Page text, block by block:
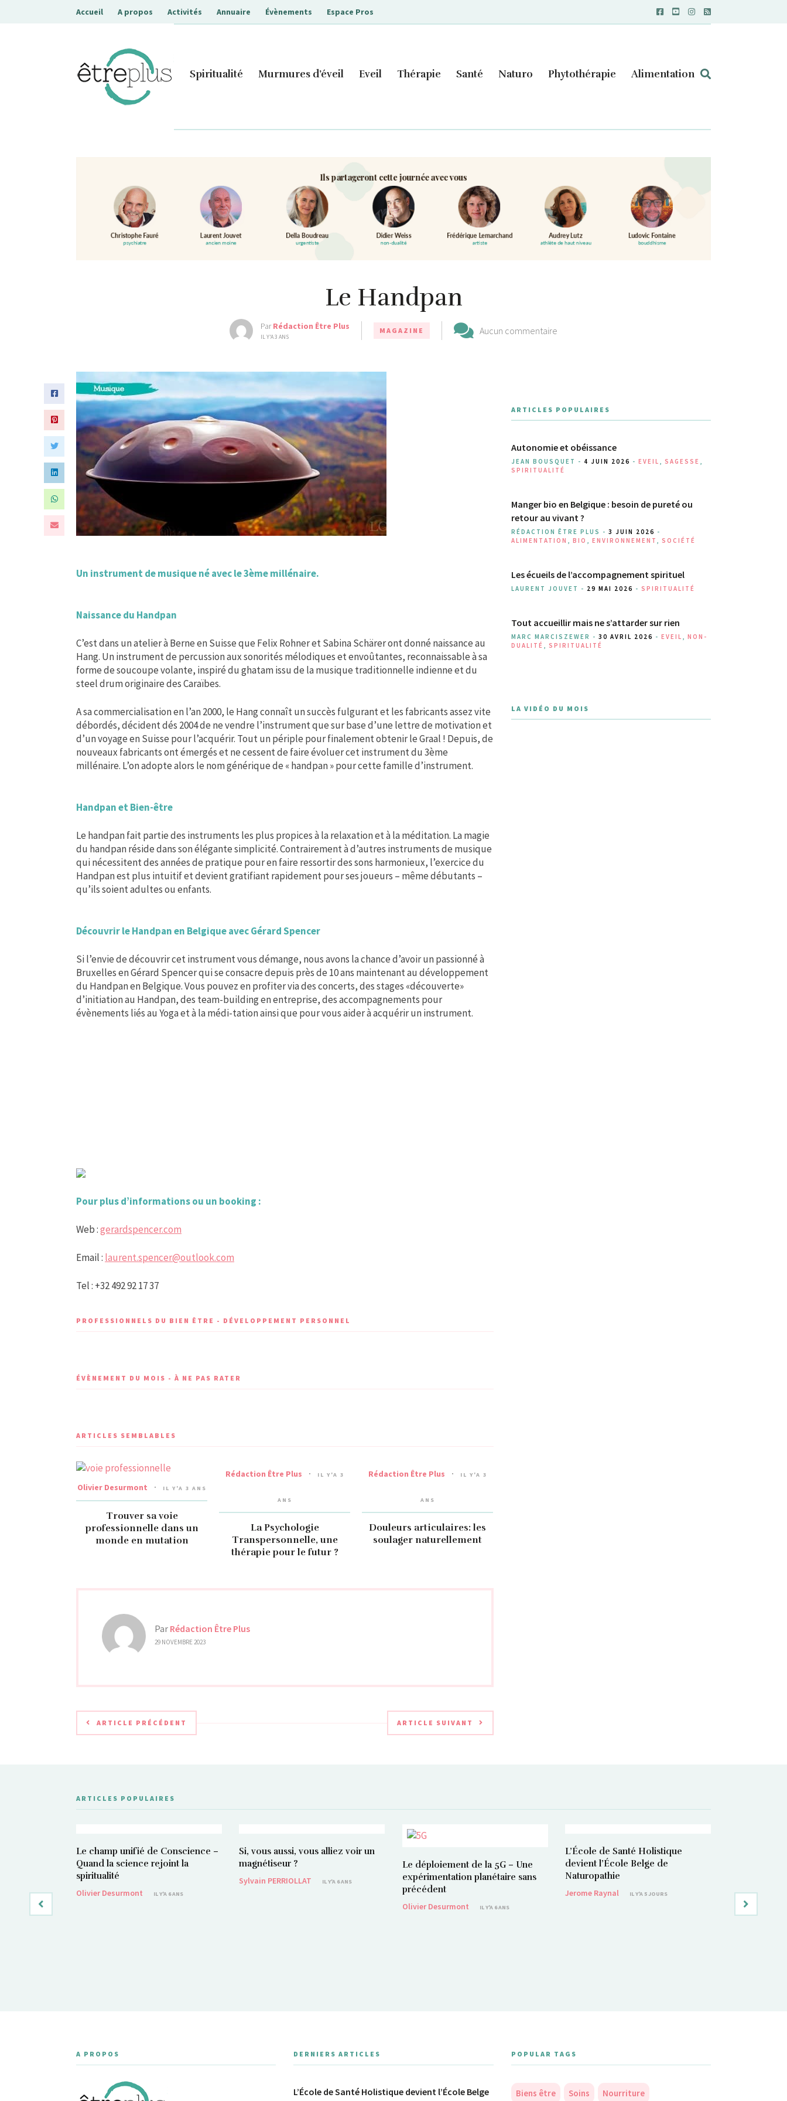
Accueil A propos Activités Annuaire Évènements Espace Pros
Etreplus
Spiritualité Murmures d’éveil Eveil Thérapie Santé Naturo Phytothérapie Alimentation
Le Handpan
ParRédaction Être Plus
IL Y'A 3 ANS
MAGAZINE Aucun commentaire
Un instrument de musique né avec le 3ème millénaire.
Naissance du Handpan
C’est dans un atelier à Berne en Suisse que Felix Rohner et Sabina Schärer ont donné naissance au
Hang. Un instrument de percussion aux sonorités mélodiques et envoûtantes, reconnaissable à sa
forme de soucoupe volante, inspiré du ghatam issu de la musique traditionnelle indienne et du
steel drum originaire des Caraïbes.
A sa commercialisation en l’an 2000, le Hang connaît un succès fulgurant et les fabricants assez vite
débordés, décident dés 2004 de ne vendre l’instrument que sur base d’une lettre de motivation et
d’un voyage en Suisse pour l’acquérir. Tout un périple pour finalement obtenir le Graal ! Depuis, de
nouveaux fabricants ont émergés et ne cessent de faire évoluer cet instrument du 3ème
millénaire. L’on adopte alors le nom générique de « handpan » pour cette famille d’instrument.
Handpan et Bien-être
Le handpan fait partie des instruments les plus propices à la relaxation et à la méditation. La magie
du handpan réside dans son élégante simplicité. Contrairement à d’autres instruments de musique
qui nécessitent des années de pratique pour en faire ressortir des sons harmonieux, l’exercice du
Handpan est plus intuitif et devient gratifiant rapidement pour ses joueurs – même débutants –
qu’ils soient adultes ou enfants.
Découvrir le Handpan en Belgique avec Gérard Spencer
Si l’envie de découvrir cet instrument vous démange, nous avons la chance d’avoir un passionné à
Bruxelles en Gérard Spencer qui se consacre depuis près de 10 ans maintenant au développement
du Handpan en Belgique. Vous pouvez en profiter via des concerts, des stages «découverte»
d’initiation au Handpan, des team-building en entreprise, des accompagnements pour
évènements liés au Yoga et à la médi-tation ainsi que pour vous aider à acquérir un instrument.
Pour plus d’informations ou un booking :
Web :gerardspencer.com
Email : laurent.spencer@outlook.com
Tel : +32 492 92 17 37
PROFESSIONNELS DU BIEN ÊTRE - DÉVELOPPEMENT PERSONNEL
ÉVÈNEMENT DU MOIS - À NE PAS RATER
ARTICLES SEMBLABLES
Olivier Desurmont IL Y'A 3 ANS
Trouver sa voie
professionnelle dans un
monde en mutation
Rédaction Être Plus IL Y'A 3
ANS
La Psychologie
Transpersonnelle, une
thérapie pour le futur ?
Rédaction Être Plus IL Y'A 3
ANS
Douleurs articulaires: les
soulager naturellement
Par Rédaction Être Plus
29 NOVEMBRE 2023
ARTICLE PRÉCÉDENT ARTICLE SUIVANT
ARTICLES POPULAIRES
Autonomie et obéissance
JEAN BOUSQUET - 4 JUIN 2026 - EVEIL SAGESSE
SPIRITUALITÉ
Manger bio en Belgique : besoin de pureté ou
retour au vivant ?
RÉDACTION ÊTRE PLUS - 3 JUIN 2026 -
ALIMENTATION
BIO ENVIRONNEMENT SOCIÉTÉ
Les écueils de l’accompagnement spirituel
LAURENT JOUVET - 29 MAI 2026 - SPIRITUALITÉ
Tout accueillir mais ne s’attarder sur rien
MARC MARCISZEWER - 30 AVRIL 2026 - EVEIL
NON-
DUALITÉ
SPIRITUALITÉ
LA VIDÉO DU MOIS
ARTICLES POPULAIRES
Le champ unifié de Conscience –
Quand la science rejoint la
spiritualité
Olivier Desurmont
IL Y'A 6 ANS
Si, vous aussi, vous alliez voir un
magnétiseur ?
Sylvain PERRIOLLAT
IL Y'A 6 ANS
Le déploiement de la 5G – Une
expérimentation planétaire sans
précédent
Olivier Desurmont
IL Y'A 6 ANS
L’École de Santé Holistique
devient l’École Belge de
Naturopathie
Jerome Raynal
IL Y'A 5 JOURS
A PROPOS DERNIERS ARTICLES
L’École de Santé Holistique devient l’École Belge
POPULAR TAGS
Biens être Soins Nourriture